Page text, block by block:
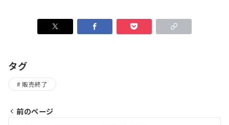
タグ
販売終了
前のページ